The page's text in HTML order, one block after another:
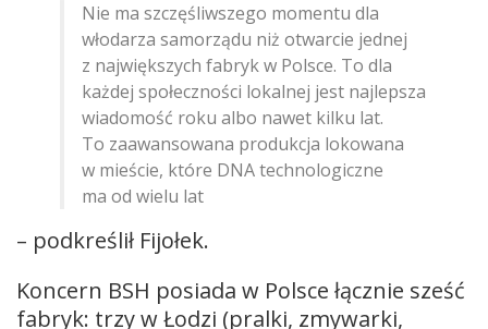
Nie ma szczęśliwszego momentu dla
włodarza samorządu niż otwarcie jednej
z największych fabryk w Polsce. To dla
każdej społeczności lokalnej jest najlepsza
wiadomość roku albo nawet kilku lat.
To zaawansowana produkcja lokowana
w mieście, które DNA technologiczne
ma od wielu lat
– podkreślił Fijołek.
Koncern BSH posiada w Polsce łącznie sześć
fabryk: trzy w Łodzi (pralki, zmywarki,